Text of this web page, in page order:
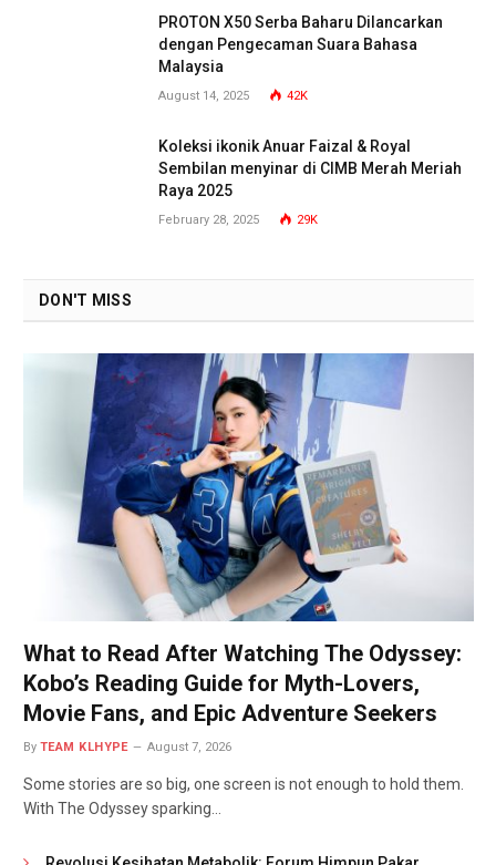
PROTON X50 Serba Baharu Dilancarkan
dengan Pengecaman Suara Bahasa
Malaysia
August 14, 2025 42K
Koleksi ikonik Anuar Faizal & Royal
Sembilan menyinar di CIMB Merah Meriah
Raya 2025
February 28, 2025 29K
DON'T MISS
What to Read After Watching The Odyssey:
Kobo’s Reading Guide for Myth-Lovers,
Movie Fans, and Epic Adventure Seekers
By TEAM KLHYPE August 7, 2026
Some stories are so big, one screen is not enough to hold them.
With The Odyssey sparking…